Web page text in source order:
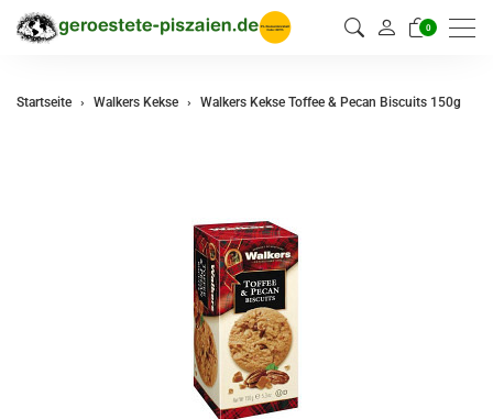
0
Startseite Walkers Kekse Walkers Kekse Toffee & Pecan Biscuits 150g